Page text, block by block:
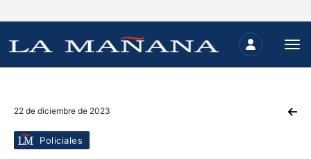
22 de diciembre de 2023
Policiales